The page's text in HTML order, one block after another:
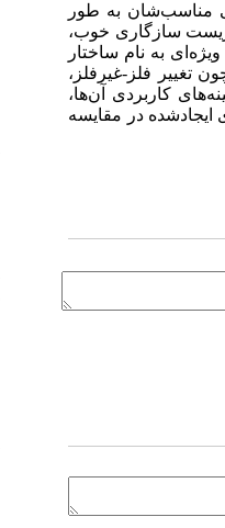
مناسب‌شان به طور
زیست سازگاری خوب،
به نام ساختار
تغییر فلز-غیرفلز،
کاربردی آن‌ها،
ایجادشده در مقایسه